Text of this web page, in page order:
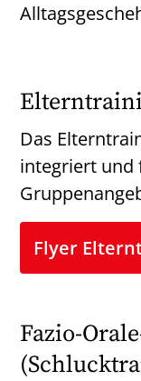
Das
integriert und
Flyer
Fazio-